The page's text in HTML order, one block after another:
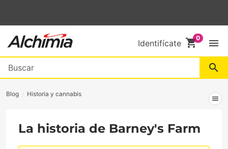
Identifícate shopping_cart menu
search
Blog Historia y cannabis
menu
La historia de Barney's Farm